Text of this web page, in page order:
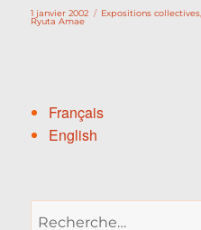
Publié
le
1 janvier 2002 Catégories
Expositions collectives,
Ryuta Amae
Français
English